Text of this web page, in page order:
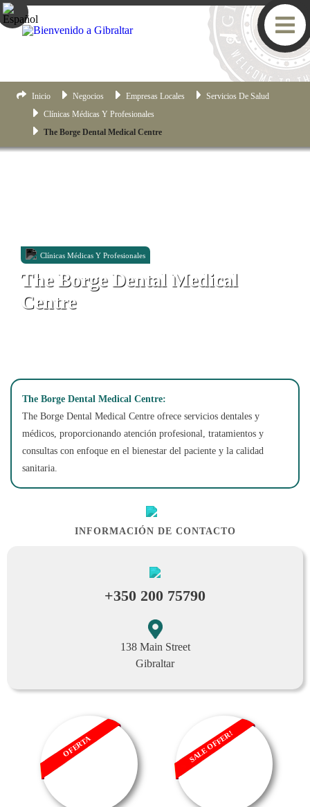
Inicio Negocios Empresas Locales
Servicios De Salud
Clínicas Médicas Y Profesionales
The Borge Dental Medical Centre
Clínicas Médicas Y Profesionales
The Borge Dental Medical
Centre
The Borge Dental Medical Centre:
The Borge Dental Medical Centre ofrece servicios dentales y
médicos, proporcionando atención profesional, tratamientos y
consultas con enfoque en el bienestar del paciente y la calidad
sanitaria.
INFORMACIÓN DE CONTACTO
+350 200 75790
138 Main Street
Gibraltar
OFERTA SALE OFFER!